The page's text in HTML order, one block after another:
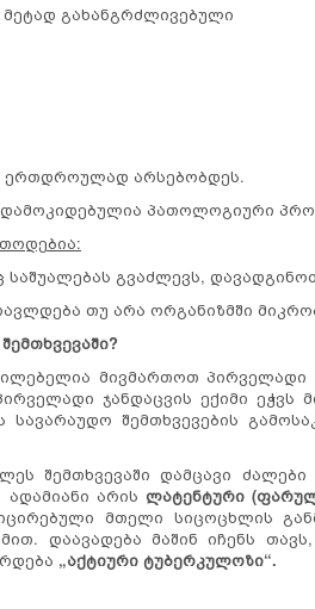
მეტად გახანგრძლივებული
ერთდროულად არსებობდეს.
პათოლოგიური
გვაძლევს,
თუ არა ორგანიზმში
მივმართოთ
ჯანდაცვის ექიმი
სავარაუდო შემთხვევების
შემთხვევაში დამცავი
არის ლატენტური
მთელი სიცოცხლის
დაავადება მაშინ იჩენს
„აქტიური ტუბერკულოზი“.